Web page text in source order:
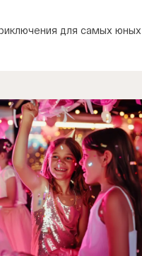
для самых юных